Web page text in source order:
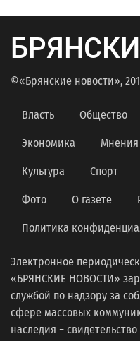
©«Брянские новости»,
Власть Общество
Экономика Мнения
Культура Спорт
Фото О газете
Политика
Электронное
«БРЯНСКИЕ НОВОСТИ»
службой по надзору за
сфере массовых
наследия −